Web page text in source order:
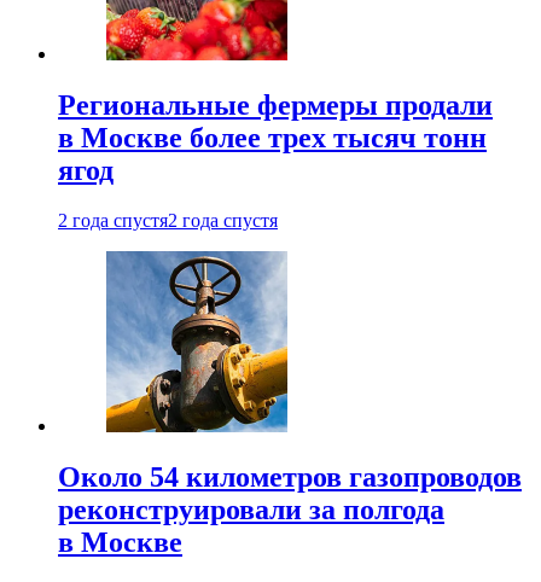
Региональные фермеры продали
в Москве более трех тысяч тонн
ягод
2 года спустя2 года спустя
Около 54 километров газопроводов
реконструировали за полгода
в Москве